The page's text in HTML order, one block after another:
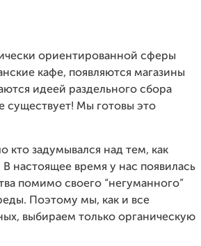
ориентированной сферы
кафе, появляются магазины
идеей раздельного сбора
существует! Мы готовы это
кто задумывался над тем, как
настоящее время у нас появилась
помимо своего “негуманного”
Поэтому мы, как и все
выбираем только органическую